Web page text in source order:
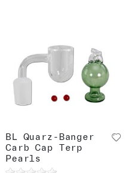
BL Quarz-Banger
Carb Cap Terp
Pearls